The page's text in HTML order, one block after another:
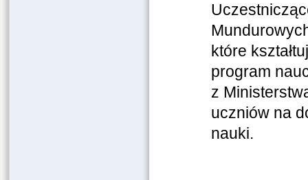
które
program
z
uczniów na
nauki.